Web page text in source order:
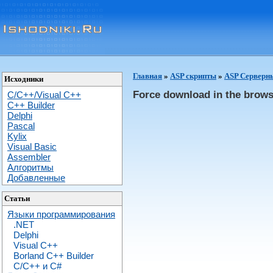
Исходники
C/C++/Visual C++
С++ Builder
Delphi
Pascal
Kylix
Visual Basic
Assembler
Алгоритмы
Добавленные
Статьи
Языки программирования
.NET
Delphi
Visual C++
Borland C++ Builder
C/С++ и C#
Главная » ASP скрипты » ASP
Force download in the